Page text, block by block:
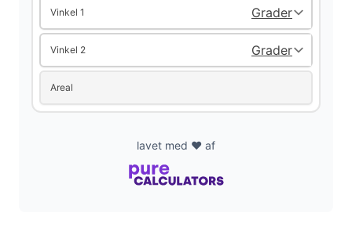
Vinkel 1
Vinkel 2
Areal
lavet med ❤️ af